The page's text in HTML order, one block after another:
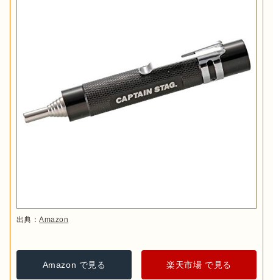
出典：Amazon
Amazon で見る 楽天市場 で見る